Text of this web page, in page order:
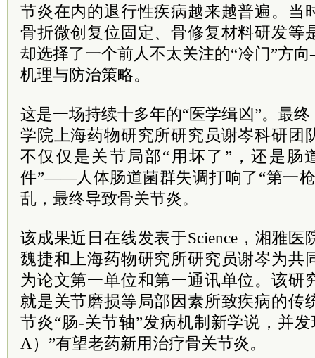
节炎在内的退行性疾病越来越普遍。当
骨折微创复位固定、骨修复材料研发等
却选择了一个前人不太关注的“冷门”方
机理与防治策略。
这是一场持续十多年的“医学缉凶”。最
学院上海药物研究所研究员谢岑科研团
不仅仅是关节局部“用坏了”，还是肠
件”——人体肠道菌群失调打响了“第一
乱，最终导致骨关节炎。
该成果近日在线发表于Science，湘雅
魏捷和上海药物研究所研究员谢岑为共
为论文第一单位和第一通讯单位。该研
就是关节磨损等局部因素所致疾病的传
节炎“肠-关节轴”发病机制新学说，并
A）”有望老药新用治疗骨关节炎。